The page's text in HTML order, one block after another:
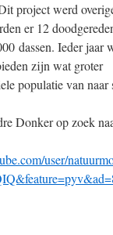
project werd
er 12
dassen. Ieder jaar
zijn wat groter
populatie van
Donker op zoek
user/